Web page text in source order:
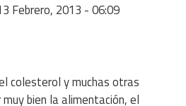
Febrero, 2013 - 06:09
colesterol y muchas otras
bien la alimentación, el